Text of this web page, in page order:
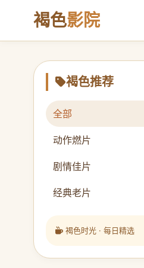
褐色影院
褐色推荐
全部
动作燃片
剧情佳片
经典老片
褐色时光 · 每日精选